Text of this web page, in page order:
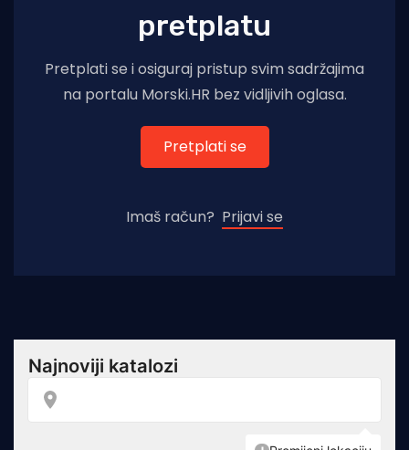
pretplatu
Pretplati se i osiguraj pristup svim sadržajima
na portalu Morski.HR bez vidljivih oglasa.
Pretplati se
Imaš račun? Prijavi se